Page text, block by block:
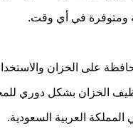
ومتوفرة في أي وقت.
على الخزان
الخزان بشكل دوري
العربية السعودية.